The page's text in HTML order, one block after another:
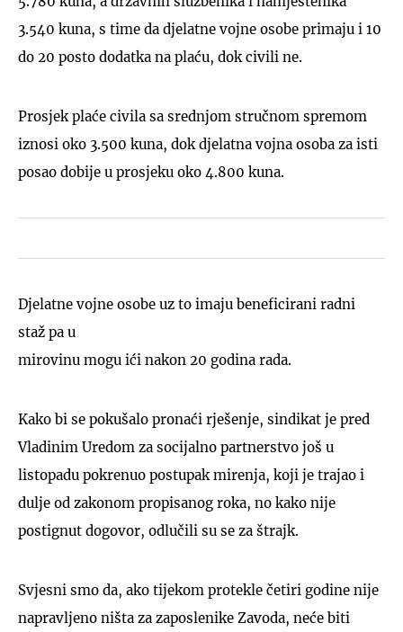
3.540 kuna, s time da djelatne vojne osobe primaju i 10
do 20 posto dodatka na plaću, dok civili ne.
Prosjek plaće civila sa srednjom stručnom spremom
iznosi oko 3.500 kuna, dok djelatna vojna osoba za isti
posao dobije u prosjeku oko 4.800 kuna.
Djelatne vojne osobe uz to imaju beneficirani radni
staž pa u
mirovinu mogu ići nakon 20 godina rada.
Kako bi se pokušalo pronaći rješenje, sindikat je pred
Vladinim Uredom za socijalno partnerstvo još u
listopadu pokrenuo postupak mirenja, koji je trajao i
dulje od zakonom propisanog roka, no kako nije
postignut dogovor, odlučili su se za štrajk.
Svjesni smo da, ako tijekom protekle četiri godine nije
napravljeno ništa za zaposlenike Zavoda, neće biti